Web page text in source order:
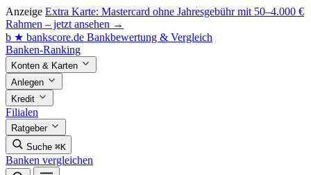
Anzeige Extra Karte: Mastercard ohne Jahresgebühr mit 50–4.000 €
Rahmen – jetzt ansehen →
b ★ bankscore.de Bankbewertung & Vergleich
Banken-Ranking
Konten & Karten
Anlegen
Kredit
Filialen
Ratgeber
Suche ⌘K
Banken vergleichen